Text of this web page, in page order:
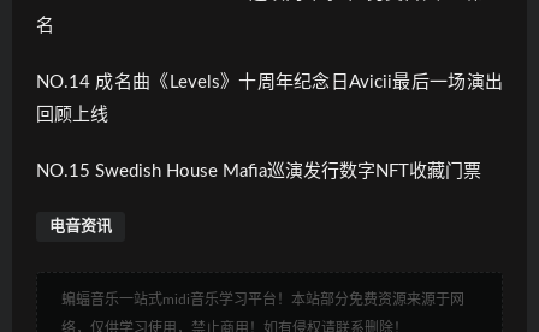
名
NO.14 成名曲《Levels》十周年纪念日Avicii最后一场演出
回顾上线
NO.15 Swedish House Mafia巡演发行数字NFT收藏门票
电音资讯
蝙蝠音乐一站式midi音乐学习平台！本站部分免费资源来源于网
络，仅供学习使用，禁止商用！如有侵权请联系删除！